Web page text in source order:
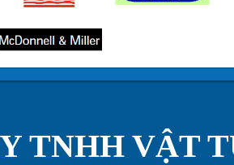
TNHH VẬT